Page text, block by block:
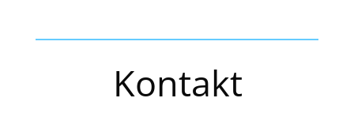
Kontakt